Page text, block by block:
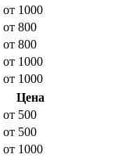
от 1000
от 800
от 800
от 1000
от 1000
Цена
от 500
от 500
от 1000